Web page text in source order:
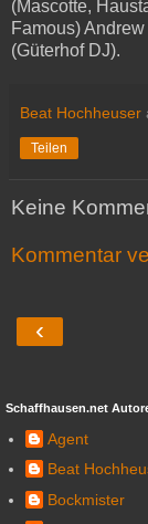
(Mascotte,
Famous)
(Güterhof DJ).
Beat Hochheuser
Teilen
Keine
Kommentar
‹
Schaffhausen.net
Agent
Beat
Bockmister